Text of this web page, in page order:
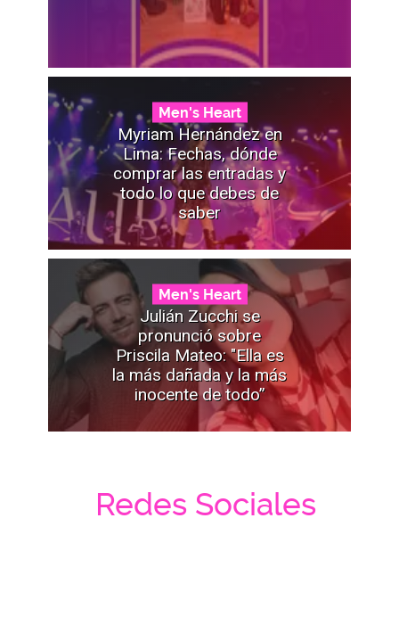
Men's Heart
Myriam Hernández en
Lima: Fechas, dónde
comprar las entradas y
todo lo que debes de
saber
Men's Heart
Julián Zucchi se
pronunció sobre
Priscila Mateo: "Ella es
la más dañada y la más
inocente de todo”
Redes Sociales